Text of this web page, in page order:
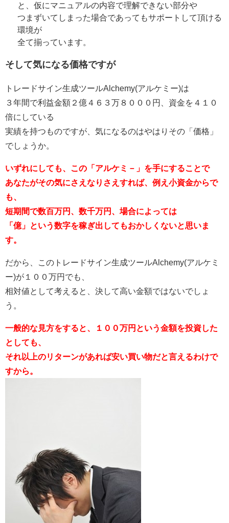
と、仮にマニュアルの内容で理解できない部分や
つまずいてしまった場合であってもサポートして頂ける
環境が
全て揃っています。
そして気になる価格ですが
トレードサイン生成ツールAlchemy(アルケミー)は
３年間で利益金額２億４６３万８０００円、資金を４１０
倍にしている
実績を持つものですが、気になるのはやはりその「価格」
でしょうか。
いずれにしても、この「アルケミ－」を手にすることで
あなたがその気にさえなりさえすれば、例え小資金からで
も、
短期間で数百万円、数千万円、場合によっては
「億」という数字を稼ぎ出してもおかしくないと思いま
す。
だから、このトレードサイン生成ツールAlchemy(アルケミ
ー)が１００万円でも、
相対値として考えると、決して高い金額ではないでしょ
う。
一般的な見方をすると、１００万円という金額を投資した
としても、
それ以上のリターンがあれば安い買い物だと言えるわけで
すから。